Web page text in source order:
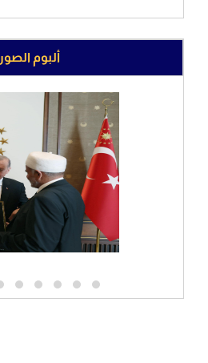
ألبوم الصور